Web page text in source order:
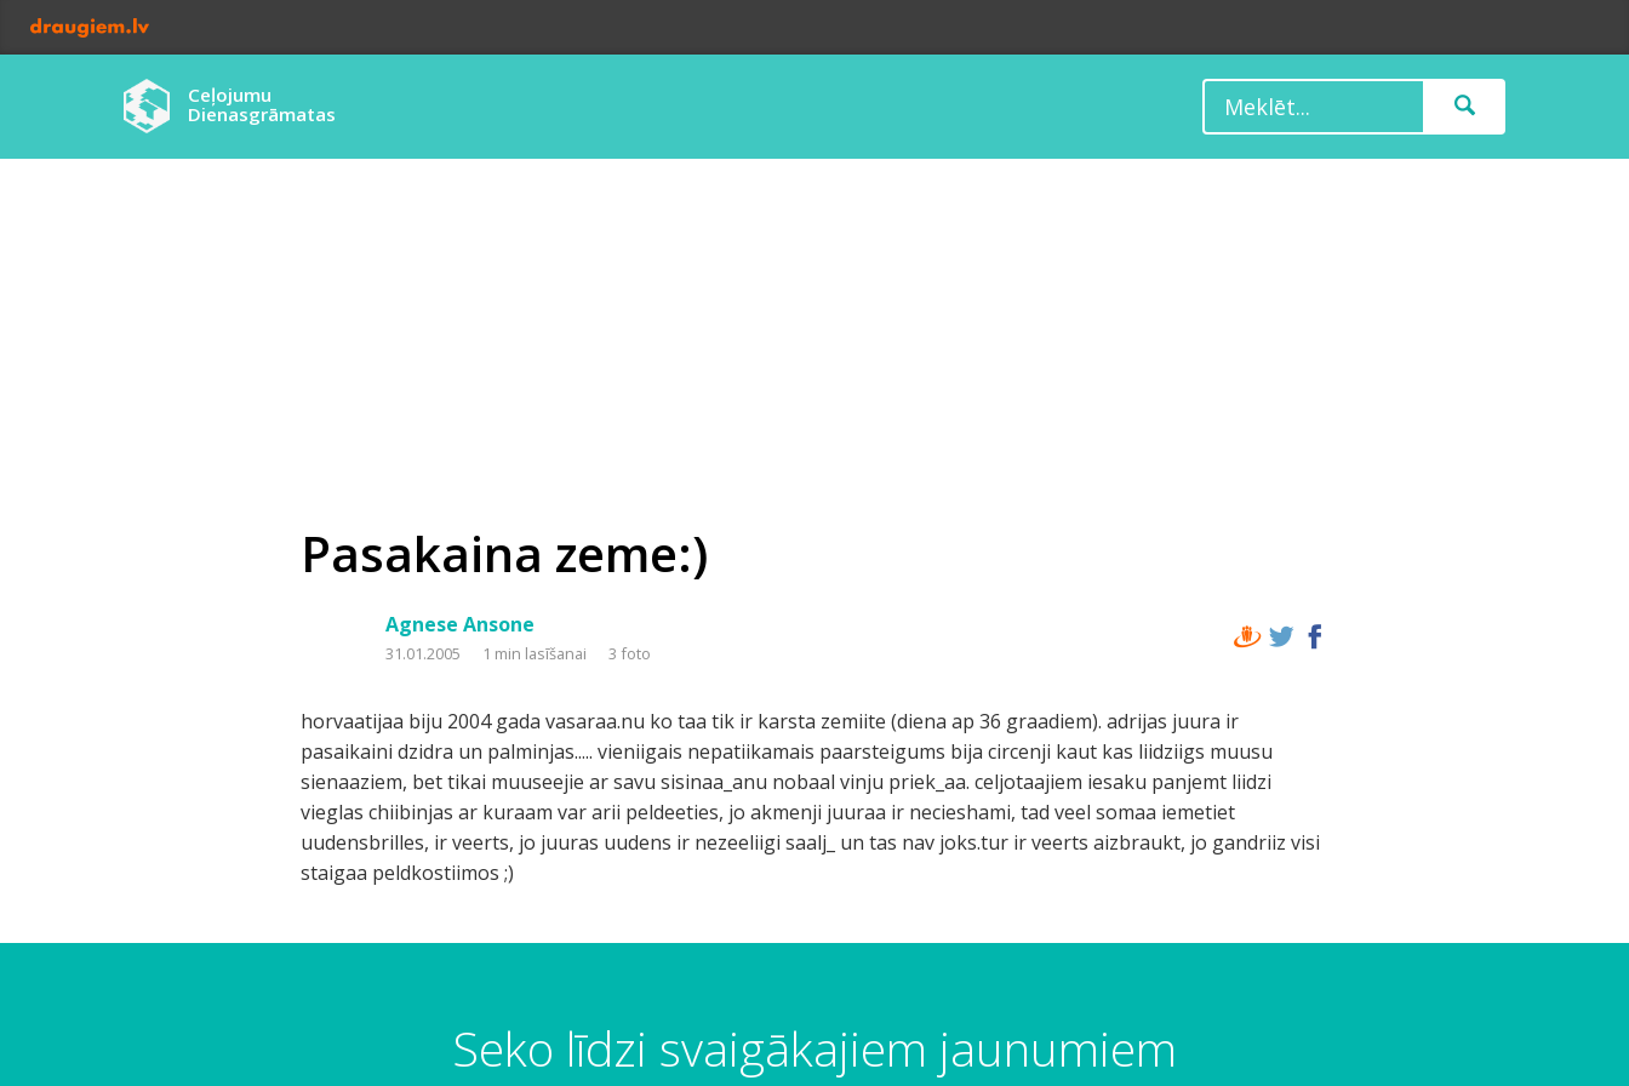
Ceļojumu
Dienasgrāmatas
Pasakaina zeme:)
Agnese Ansone
31.01.2005 1 min lasīšanai 3 foto
horvaatijaa biju 2004 gada vasaraa.nu ko taa tik ir karsta zemiite (diena ap 36 graadiem). adrijas juura ir
pasaikaini dzidra un palminjas..... vieniigais nepatiikamais paarsteigums bija circenji kaut kas liidziigs muusu
sienaaziem, bet tikai muuseejie ar savu sisinaa_anu nobaal vinju priek_aa. celjotaajiem iesaku panjemt liidzi
vieglas chiibinjas ar kuraam var arii peldeeties, jo akmenji juuraa ir necieshami, tad veel somaa iemetiet
uudensbrilles, ir veerts, jo juuras uudens ir nezeeliigi saalj_ un tas nav joks.tur ir veerts aizbraukt, jo gandriiz visi
staigaa peldkostiimos ;)
a
Seko līdzi svaigākajiem jaunumiem